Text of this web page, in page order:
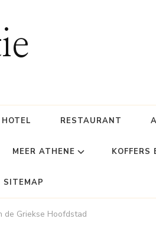
HOTEL RESTAURANT
MEER ATHENE KOFFERS
SITEMAP
de Griekse Hoofdstad